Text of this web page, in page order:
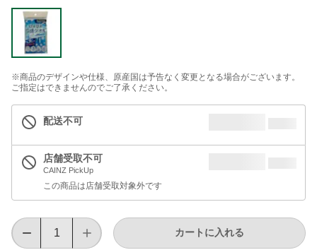
※商品のデザインや仕様、原産国は予告なく変更となる場合がございます。
ご指定はできませんのでご了承ください。
配送不可
店舗受取不可
CAINZ PickUp
この商品は店舗受取対象外です
カートに入れる